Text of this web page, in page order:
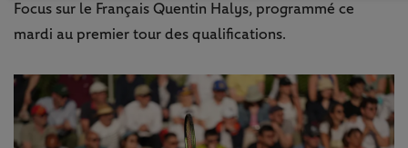
Focus sur le Français Quentin Halys, programmé ce
mardi au premier tour des qualifications.